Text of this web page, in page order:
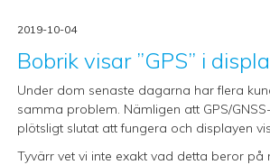
2019-10-04
Bobrik visar ”GPS” i
Under dom senaste dagarna har flera
samma problem. Nämligen att GPS/
plötsligt slutat att fungera och displayen
Tyvärr vet vi inte exakt vad detta beror på